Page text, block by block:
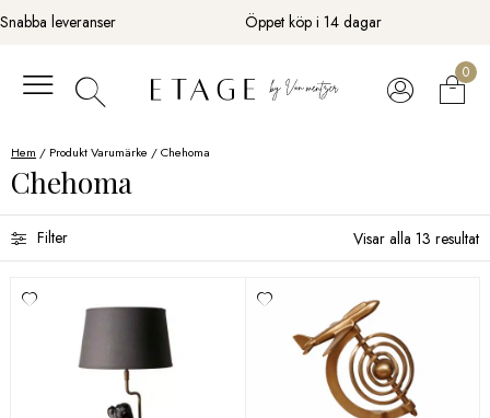
Fortsätt
till
Snabba leveranser Öppet köp i 14 dagar
0
Hem / Produkt Varumärke / Chehoma
Chehoma
Filter Visar alla 13 resultat
Sortera efter